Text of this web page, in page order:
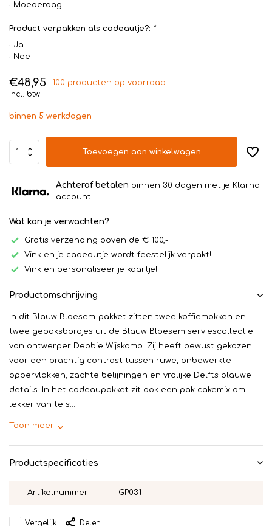
Moederdag
Product verpakken als cadeautje?: *
Ja
Nee
€48,95
100 producten op voorraad
Incl. btw
binnen 5 werkdagen
Toevoegen aan winkelwagen
Achteraf betalen binnen 30 dagen met je Klarna
account
Wat kan je verwachten?
Gratis verzending boven de € 100,-
Vink en je cadeautje wordt feestelijk verpakt!
Vink en personaliseer je kaartje!
Productomschrijving
In dit Blauw Bloesem-pakket zitten twee koffiemokken en
twee gebaksbordjes uit de Blauw Bloesem serviescollectie
van ontwerper Debbie Wijskamp. Zij heeft bewust gekozen
voor een prachtig contrast tussen ruwe, onbewerkte
oppervlakken, zachte belijningen en vrolijke Delfts blauwe
details. In het cadeaupakket zit ook een pak cakemix om
lekker van te s...
Toon meer
Productspecificaties
Artikelnummer GP031
Vergelijk Delen